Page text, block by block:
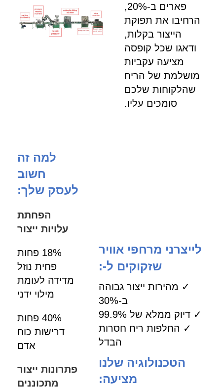
פארים ב-20%,
הרחיבו את תפוקת
הייצור בקלות,
ודאגו שכל קופסה
מציעה עקביות
מושלמת של הריח
שהלקוחות שלכם
סומכים עליו.
לייצרני מרחפי אוויר
שזקוקים ל-:
✓ מהירות ייצור גבוהה
ב-30%
✓ דיוק ממלא של 99.9%
✓ החלפות ריח חסרות
הבדל
הטכנולוגיה שלנו
מציעה:
למה זה
חשוב
לעסק שלך:
הפחתת
עלויות ייצור
18% פחות
פחית נוזל
מדידה לעומת
מילוי ידני
40% פחות
דרישות כוח
אדם
פתרונות ייצור
מתכוננים